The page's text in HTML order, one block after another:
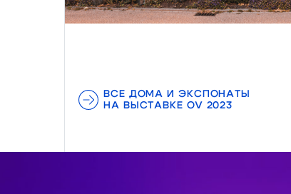
ВСЕ ДОМА И ЭКСПОНАТЫ
НА ВЫСТАВКЕ OV 2023